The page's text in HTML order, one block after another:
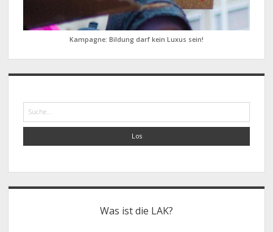
Kampagne: Bildung darf kein Luxus sein!
Suche
Was ist die LAK?